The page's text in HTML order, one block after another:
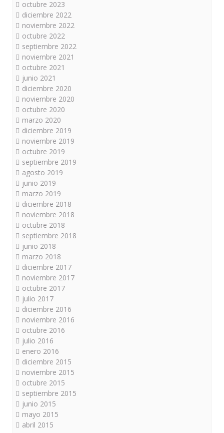
octubre 2023
diciembre 2022
noviembre 2022
octubre 2022
septiembre 2022
noviembre 2021
octubre 2021
junio 2021
diciembre 2020
noviembre 2020
octubre 2020
marzo 2020
diciembre 2019
noviembre 2019
octubre 2019
septiembre 2019
agosto 2019
junio 2019
marzo 2019
diciembre 2018
noviembre 2018
octubre 2018
septiembre 2018
junio 2018
marzo 2018
diciembre 2017
noviembre 2017
octubre 2017
julio 2017
diciembre 2016
noviembre 2016
octubre 2016
julio 2016
enero 2016
diciembre 2015
noviembre 2015
octubre 2015
septiembre 2015
junio 2015
mayo 2015
abril 2015